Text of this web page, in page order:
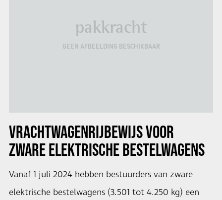
pakkracht
GEEN AFBEELDING BESCHIKBAAR
VRACHTWAGENRIJBEWIJS VOOR
ZWARE ELEKTRISCHE BESTELWAGENS
Vanaf 1 juli 2024 hebben bestuurders van zware
elektrische bestelwagens (3.501 tot 4.250 kg) een